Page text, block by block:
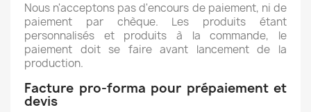
Nous n'acceptons pas d'encours de paiement, ni de
paiement par chèque. Les produits étant
personnalisés et produits à la commande, le
paiement doit se faire avant lancement de la
production.
Facture pro-forma pour prépaiement et
devis